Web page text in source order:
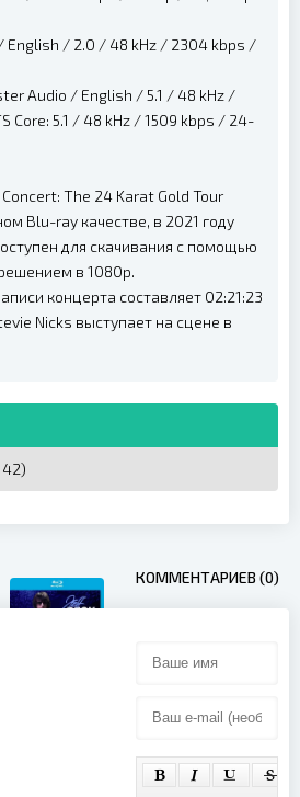
/ English / 2.0 / 48 kHz / 2304 kbps /
Audio / English / 5.1 / 48 kHz /
Core: 5.1 / 48 kHz / 1509 kbps / 24-
The 24 Karat Gold Tour
Blu-ray качестве, в 2021 году
для скачивания с помощью
в 1080p.
концерта составляет 02:21:23
Nicks выступает на сцене в
42)
КОММЕНТАРИЕВ (0)